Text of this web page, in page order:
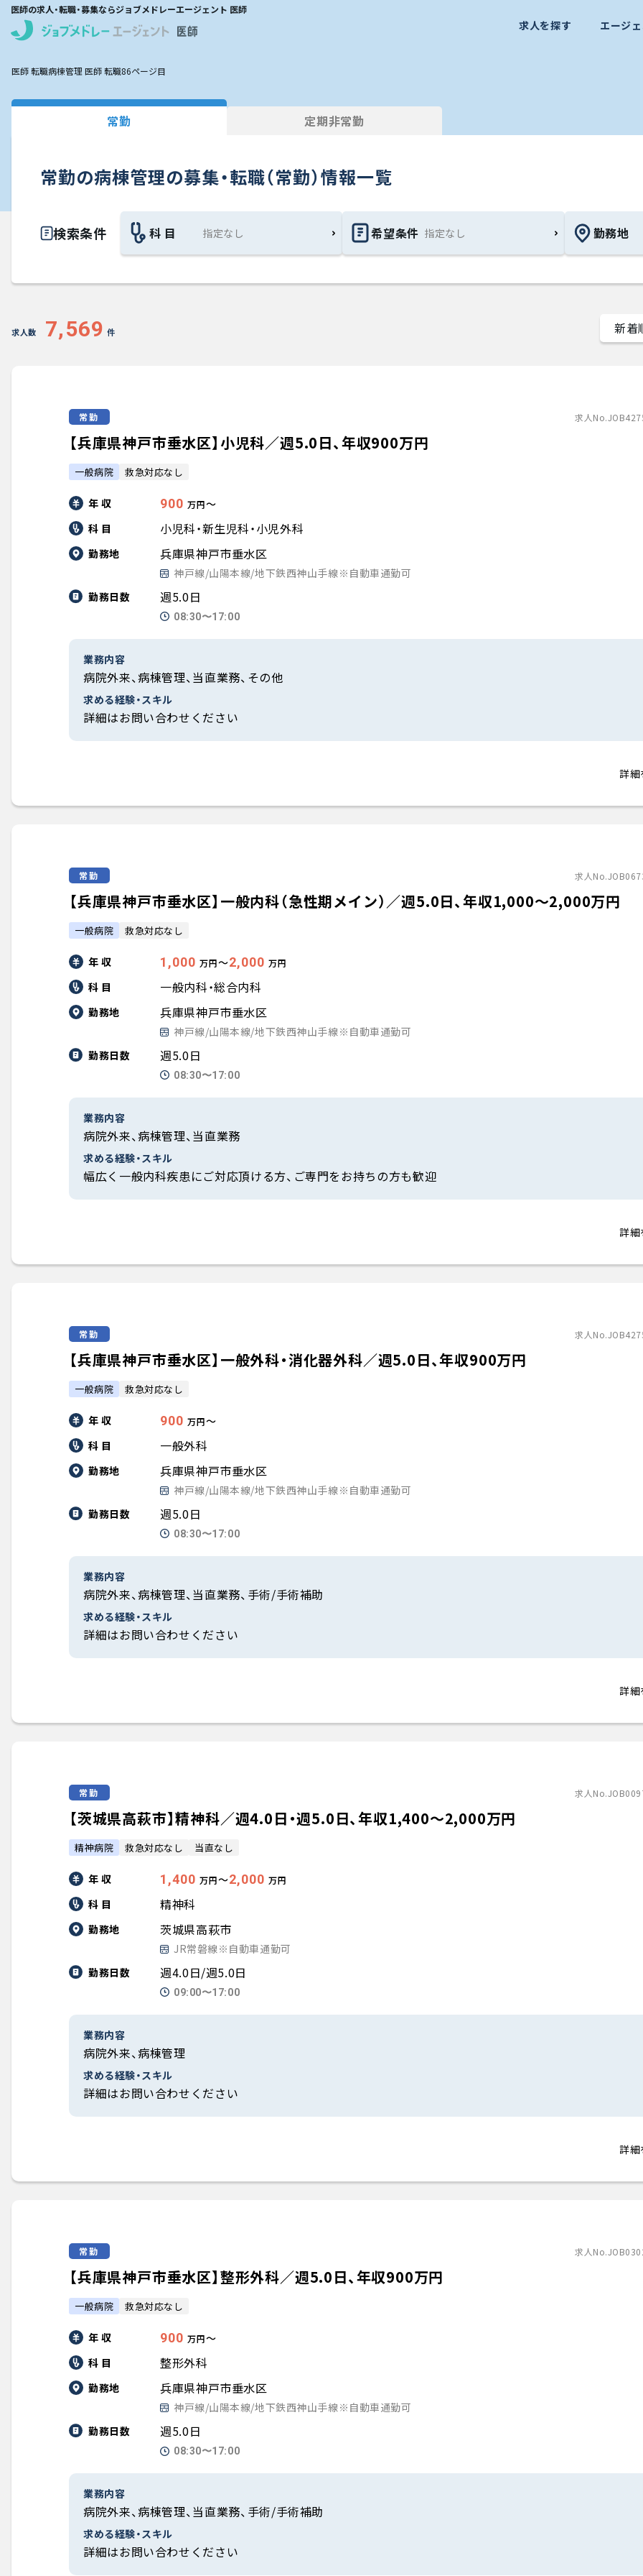
医師の求人・転職・募集ならジョブメドレーエージェント 医師
求人を探す エージ
医師 転職病棟管理 医師 転職86ページ目
常勤 定期非常勤
常勤の病棟管理の募集・転職（常勤）情報一覧
検索条件 科 目 希望条件 勤務地
求人数 7,569 件
常勤 求人
【兵庫県神戸市垂水区】小児科／週5.0日、年収900万円
一般病院 救急対応なし
年 収 900 万円〜
科 目
小児科・新生児科・小児外科
勤務地 兵庫県神戸市垂水区
神戸線/山陽本線/地下鉄西神山手線※自動車通勤可
勤務日数
週5.0日
08:30〜17:00
業務内容
病院外来、病棟管理、当直業務、その他
求める経験・スキル
詳細はお問い合わせください
詳
常勤 求人
【兵庫県神戸市垂水区】一般内科（急性期メイン）／週5.0日、年収1,000〜2,000万円
一般病院 救急対応なし
年 収 1,000 万円〜2,000 万円
科 目 一般内科・総合内科
勤務地 兵庫県神戸市垂水区
神戸線/山陽本線/地下鉄西神山手線※自動車通勤可
勤務日数
週5.0日
08:30〜17:00
業務内容
病院外来、病棟管理、当直業務
求める経験・スキル
幅広く一般内科疾患にご対応頂ける方、ご専門をお持ちの方も歓迎
詳
常勤 求人
【兵庫県神戸市垂水区】一般外科・消化器外科／週5.0日、年収900万円
一般病院 救急対応なし
年 収 900 万円〜
科 目
一般外科
勤務地 兵庫県神戸市垂水区
神戸線/山陽本線/地下鉄西神山手線※自動車通勤可
勤務日数
週5.0日
08:30〜17:00
業務内容
病院外来、病棟管理、当直業務、手術/手術補助
求める経験・スキル
詳細はお問い合わせください
詳
常勤 求人
【茨城県高萩市】精神科／週4.0日・週5.0日、年収1,400〜2,000万円
精神病院 救急対応なし 当直なし
年 収 1,400 万円〜2,000 万円
科 目 精神科
勤務地 茨城県高萩市
JR常磐線※自動車通勤可
勤務日数
週4.0日/週5.0日
09:00〜17:00
業務内容
病院外来、病棟管理
求める経験・スキル
詳細はお問い合わせください
詳
常勤 求人
【兵庫県神戸市垂水区】整形外科／週5.0日、年収900万円
一般病院 救急対応なし
年 収 900 万円〜
科 目
整形外科
勤務地 兵庫県神戸市垂水区
神戸線/山陽本線/地下鉄西神山手線※自動車通勤可
勤務日数
週5.0日
08:30〜17:00
業務内容
病院外来、病棟管理、当直業務、手術/手術補助
求める経験・スキル
詳細はお問い合わせください